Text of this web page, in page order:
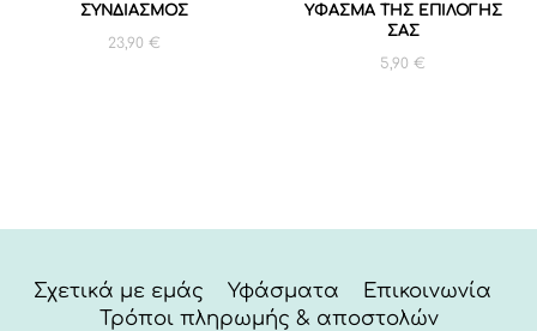
ΣΥΝΔΙΑΣΜΟΣ
23,90 €
ΥΦΑΣΜΑ ΤΗΣ ΕΠΙΛΟΓΗΣ
ΣΑΣ
5,90 €
Σχετικά με εμάς Υφάσματα
Επικοινωνία
Τρόποι πληρωμής & αποστολών